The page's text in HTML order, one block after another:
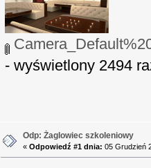
- wyświetlony 2494
Odp: Żaglowiec szkoleniowy
«Odpowiedź #1 dnia: 05 Grudzień